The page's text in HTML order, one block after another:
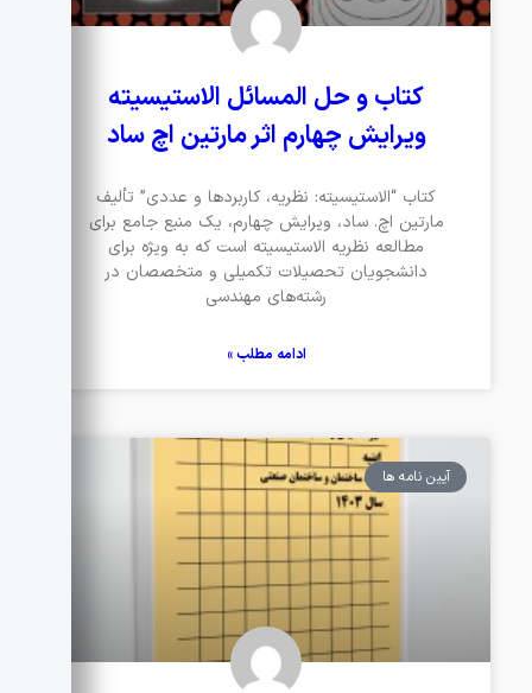
کتاب و حل المسائل الاستیسیته
ویرایش چهارم اثر مارتین اچ ساد
کتاب “الاستیسیته: نظریه، کاربردها و عددی” تألیف
مارتین اچ. ساد، ویرایش چهارم، یک منبع جامع برای
مطالعه نظریه الاستیسیته است که به ویژه برای
دانشجویان تحصیلات تکمیلی و متخصصان در
رشته‌های مهندسی
ادامه مطلب »
آیین نامه ها